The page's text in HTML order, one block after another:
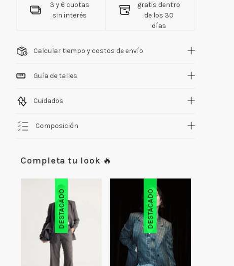
3 y 6 cuotas
sin interés
gratis dentro
de los 30
días
Calcular tiempo y costos de envío
Guía de talles
Cuidados
Composición
Completa tu look 🔥
DESTACADO DESTACADO